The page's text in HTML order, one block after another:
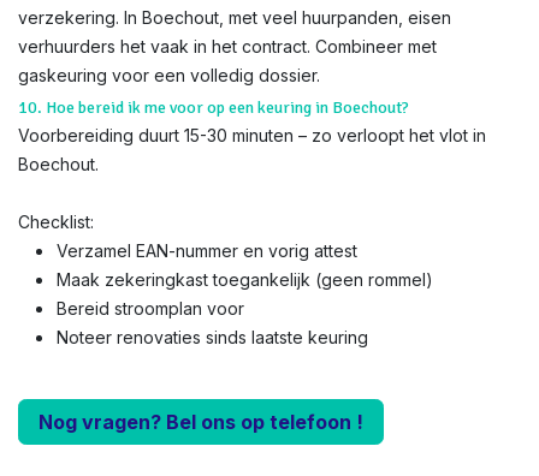
verzekering. In Boechout, met veel huurpanden, eisen
verhuurders het vaak in het contract. Combineer met
gaskeuring voor een volledig dossier.
10. Hoe bereid ik me voor op een keuring in Boechout?
Voorbereiding duurt 15-30 minuten – zo verloopt het vlot in
Boechout.
Checklist:
Verzamel EAN-nummer en vorig attest
Maak zekeringkast toegankelijk (geen rommel)
Bereid stroomplan voor
Noteer renovaties sinds laatste keuring
Nog vragen? Bel ons op telefoon !